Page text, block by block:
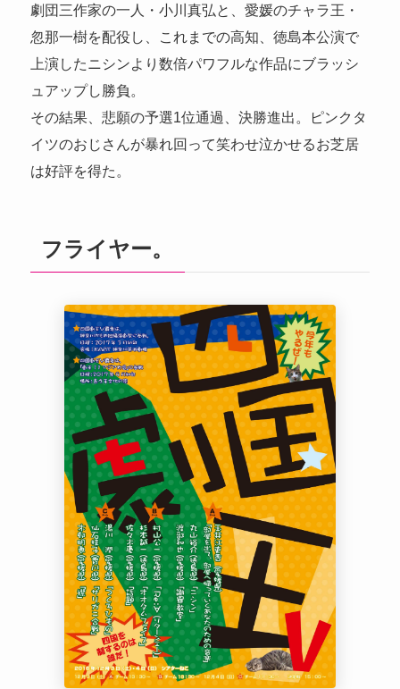
劇団三作家の一人・小川真弘と、愛媛のチャラ王・
忽那一樹を配役し、これまでの高知、徳島本公演で
上演したニシンより数倍パワフルな作品にブラッシ
ュアップし勝負。
その結果、悲願の予選1位通過、決勝進出。ピンクタ
イツのおじさんが暴れ回って笑わせ泣かせるお芝居
は好評を得た。
フライヤー。